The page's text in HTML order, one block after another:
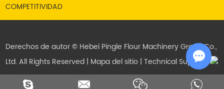
COMPETITIVIDAD
Derechos de autor © Hebei Pingle Flour Machinery Group Co.,
Ltd. All Rights Reserved | Mapa del sitio | Technical Support: